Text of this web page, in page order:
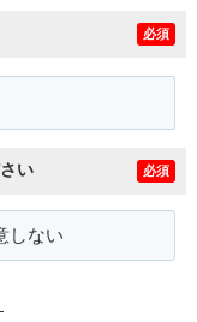
必須
い 必須
しない